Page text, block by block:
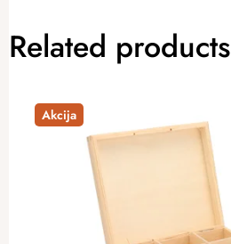
Related products
Akcija